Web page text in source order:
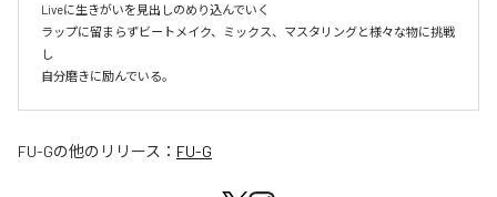
Liveに生きがいを見出しのめり込んでいく
ラップに留まらずビートメイク、ミックス、マスタリングと様々な物に挑戦
し
自分磨きに励んでいる。
FU-Gの他のリリース： FU-G